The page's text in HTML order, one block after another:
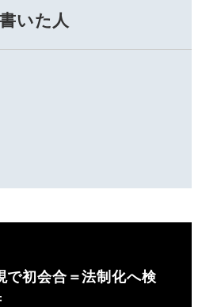
いた人
で初会合＝法制化へ検